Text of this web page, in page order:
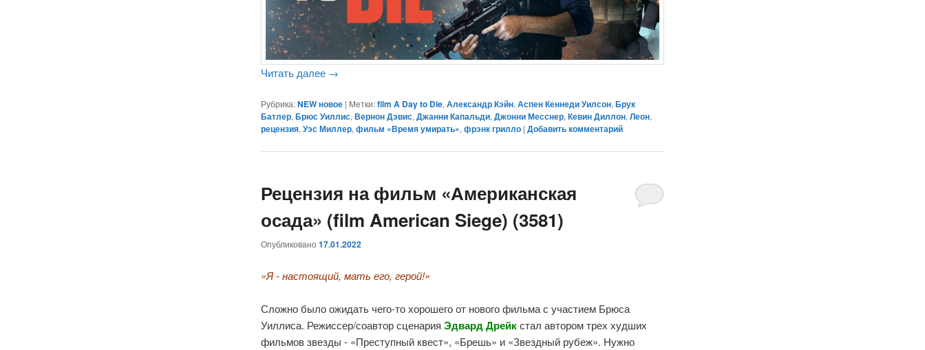
Читать далее →
Рубрика: NEW новое | Метки: film A Day to Die,Александр Кэйн,Аспен Кеннеди Уилсон,Брук
Батлер,Брюс Уиллис,Вернон Дэвис,Джанни Капальди,Джонни Месснер,Кевин Диллон,Леон,
рецензия,Уэс Миллер,фильм «Время умирать»,фрэнк грилло |Добавить комментарий
Рецензия на фильм «Американская
осада» (film American Siege) (3581)
Опубликовано17.01.2022
«Я - настоящий, мать его, герой!»
Сложно было ожидать чего-то хорошего от нового фильма с участием Брюса
Уиллиса. Режиссер/соавтор сценарияЭдвард Дрейкстал автором трех худших
фильмов звезды - «Преступный квест», «Брешь» и «Звездный рубеж». Нужно